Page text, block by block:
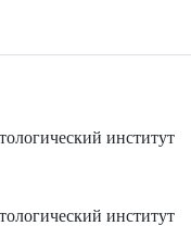
институт
институт